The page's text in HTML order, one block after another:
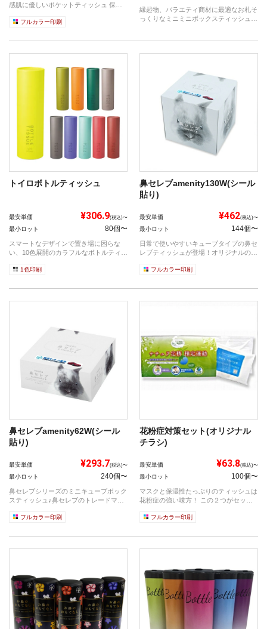
感肌に優しいポケットティッシュ 保湿
フルカラー印刷
縁起物、バラエティ商材に最適なお札そ
っくりなミニミニボックスティッシュで
トイロボトルティッシュ
最安単価 ¥306.9(税込)〜
最小ロット 80個〜
スマートなデザインで置き場に困らな
い、10色展開のカラフルなボトルティッ
1色印刷
鼻セレブamenity130W(シール
貼り)
最安単価 ¥462(税込)〜
最小ロット 144個〜
日常で使いやすいキューブタイプの鼻セ
レブティッシュが登場！オリジナルのシ
フルカラー印刷
鼻セレブamenity62W(シール
貼り)
最安単価 ¥293.7(税込)〜
最小ロット 240個〜
鼻セレブシリーズのミニキューブボック
スティッシュ♪鼻セレブのトレードマー
フルカラー印刷
花粉症対策セット(オリジナル
チラシ)
最安単価 ¥63.8(税込)〜
最小ロット 100個〜
マスクと保湿性たっぷりのティッシュは
花粉症の強い味方！ この２つがセット
フルカラー印刷